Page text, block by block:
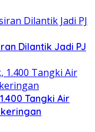
Dilantik Jadi PJ
Tangki Air